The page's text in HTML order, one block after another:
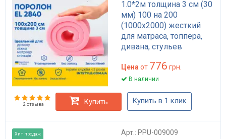
1.0*2м толщина 3 см (30
мм) 100 на 200
(1000х2000) жесткий
для матраса, топпера,
дивана, стульев
Цена от 776 грн.
В наличии
2 отзыва Купить Купить в 1 клик
Хит продаж Арт.: PPU-009009